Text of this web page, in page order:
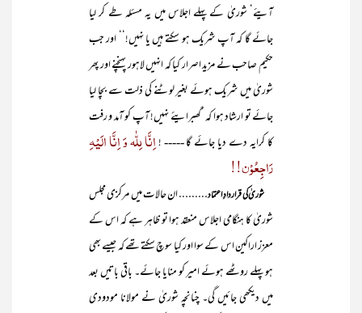
آیئے‘ شوریٰ کے پہلے اجلاس میں یہ مسئلہ طے کر لیا
جائے گا کہ آپ شریک ہو سکتے ہیں یا نہیں!‘‘ اور جب
حکیم صاحب نے مزید اصرار کیا کہ انہیں لاہور پہنچنے اور پھر
شوریٰ میں شریک ہوئے بغیر لوٹنے کی ذلت سے بچا لیا
جائے تو ارشاد ہوا کہ ’گھبرایئے نہیں! آپ کو آمد و رفت
کا کرایہ دے دیا جائے گا ----- !اِنَّا لِلّٰہ وَ اِنَّا الَیْہِ
رَاجِعُوْن!!
شوریٰ کی قرار دادِ اعتماد ………ان حالات میں مرکزی مجلس
شوریٰ کا ہنگامی اجلاس منعقد ہوا تو ظاہر ہے کہ اس کے
معزز اراکین اس کے سوا اور کیا سوچ سکتے تھے کہ جیسے بھی
ہو پہلے روٹھے ہوئے امیر کو منایا جائے۔ باقی باتیں بعد
میں دیکھی جائیں گی۔ چنانچہ شوریٰ نے مولانا مودودی